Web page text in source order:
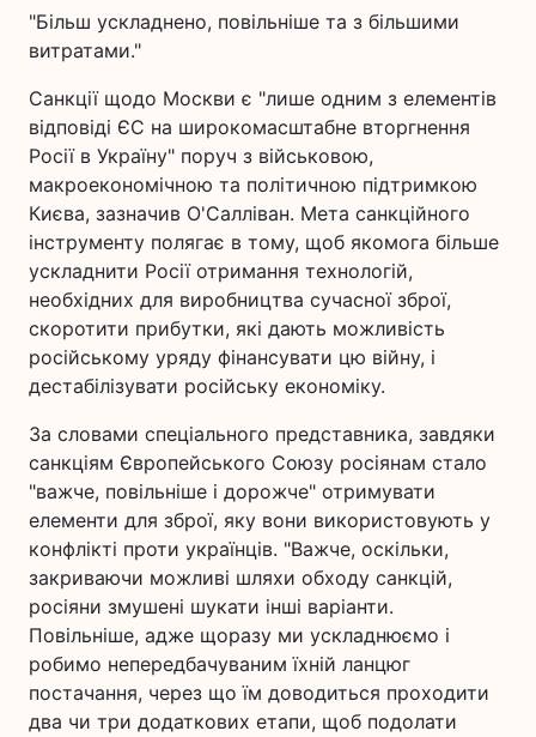
"Більш ускладнено, повільніше та з більшими
витратами."
Санкції щодо Москви є "лише одним з елементів
відповіді ЄС на широкомасштабне вторгнення
Росії в Україну" поруч з військовою,
макроекономічною та політичною підтримкою
Києва, зазначив О'Салліван. Мета санкційного
інструменту полягає в тому, щоб якомога більше
ускладнити Росії отримання технологій,
необхідних для виробництва сучасної зброї,
скоротити прибутки, які дають можливість
російському уряду фінансувати цю війну, і
дестабілізувати російську економіку.
За словами спеціального представника, завдяки
санкціям Європейського Союзу росіянам стало
"важче, повільніше і дорожче" отримувати
елементи для зброї, яку вони використовують у
конфлікті проти українців. "Важче, оскільки,
закриваючи можливі шляхи обходу санкцій,
росіяни змушені шукати інші варіанти.
Повільніше, адже щоразу ми ускладнюємо і
робимо непередбачуваним їхній ланцюг
постачання, через що їм доводиться проходити
два чи три додаткових етапи, щоб подолати